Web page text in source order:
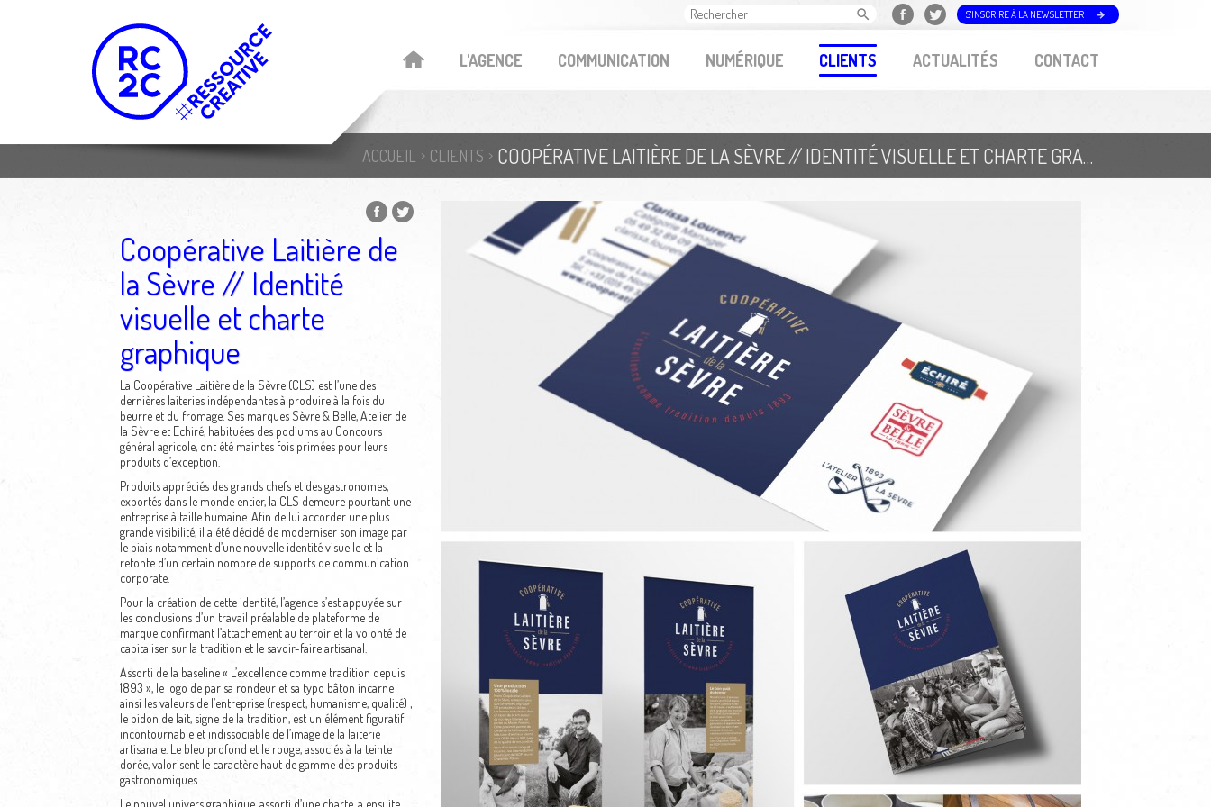
L'AGENCE COMMUNICATION NUMÉRIQUE CLIENTS ACTUALITÉS CONTACT
S'INSCRIRE À LA NEWSLETTER
ACCUEIL CLIENTS COOPÉRATIVE LAITIÈRE DE LA SÈVRE // IDENTITÉ VISUELLE ET CHARTE GRAPHIQUE
Coopérative Laitière de
la Sèvre // Identité
visuelle et charte
graphique
La Coopérative Laitière de la Sèvre (CLS) est l’une des
dernières laiteries indépendantes à produire à la fois du
beurre et du fromage. Ses marques Sèvre & Belle, Atelier de
la Sèvre et Echiré, habituées des podiums au Concours
général agricole, ont été maintes fois primées pour leurs
produits d’exception.
Produits appréciés des grands chefs et des gastronomes,
exportés dans le monde entier, la CLS demeure pourtant une
entreprise à taille humaine. Afin de lui accorder une plus
grande visibilité, il a été décidé de moderniser son image par
le biais notamment d’une nouvelle identité visuelle et la
refonte d’un certain nombre de supports de communication
corporate.
Pour la création de cette identité, l’agence s’est appuyée sur
les conclusions d’un travail préalable de plateforme de
marque confirmant l’attachement au terroir et la volonté de
capitaliser sur la tradition et le savoir-faire artisanal.
Assorti de la baseline « L’excellence comme tradition depuis
1893 », le logo de par sa rondeur et sa typo bâton incarne
ainsi les valeurs de l’entreprise (respect, humanisme, qualité) ;
le bidon de lait, signe de la tradition, est un élément figuratif
incontournable et indissociable de l’image de la laiterie
artisanale. Le bleu profond et le rouge, associés à la teinte
dorée, valorisent le caractère haut de gamme des produits
gastronomiques.
Le nouvel univers graphique, assorti d’une charte, a ensuite